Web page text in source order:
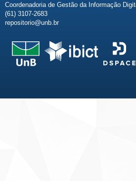
Coordenadoria de Gestão da Informação
(61) 3107-2683
repositorio@unb.br